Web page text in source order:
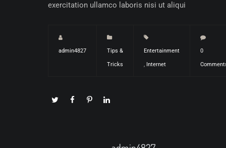
exercitation ullamco laboris nisi ut aliqui
admin4827 Tips &
Tricks
Entertainment
, Internet
0